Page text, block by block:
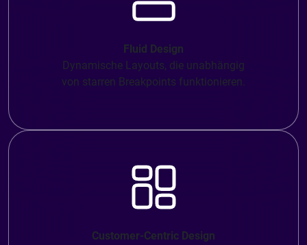
Fluid Design
Dynamische Layouts, die unabhängig
von starren Breakpoints funktionieren.
Customer-Centric Design